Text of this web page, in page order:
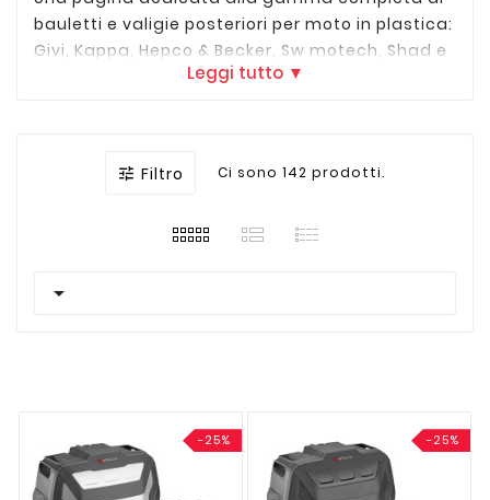
bauletti e valigie posteriori per moto in plastica:
Givi, Kappa, Hepco & Becker, Sw motech, Shad e
tutte le migliori marche.
Leggi tutto ▼
 Filtro Ci sono 142 prodotti.

-25% -25%